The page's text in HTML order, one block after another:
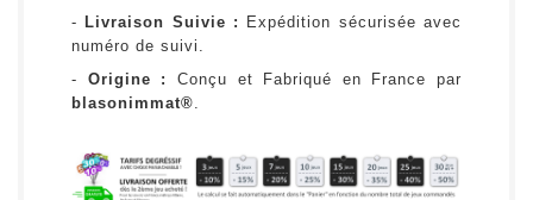
- Livraison Suivie :
Expédition sécurisée avec
numéro de suivi.
- Origine :
Conçu et Fabriqué en France par
blasonimmat®.